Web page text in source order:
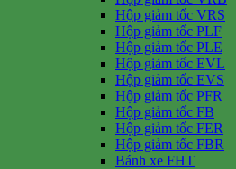
Hộp giảm tốc VRS
Hộp giảm tốc PLF
Hộp giảm tốc PLE
Hộp giảm tốc EVL
Hộp giảm tốc EVS
Hộp giảm tốc PFR
Hộp giảm tốc FB
Hộp giảm tốc FER
Hộp giảm tốc FBR
Bánh xe FHT